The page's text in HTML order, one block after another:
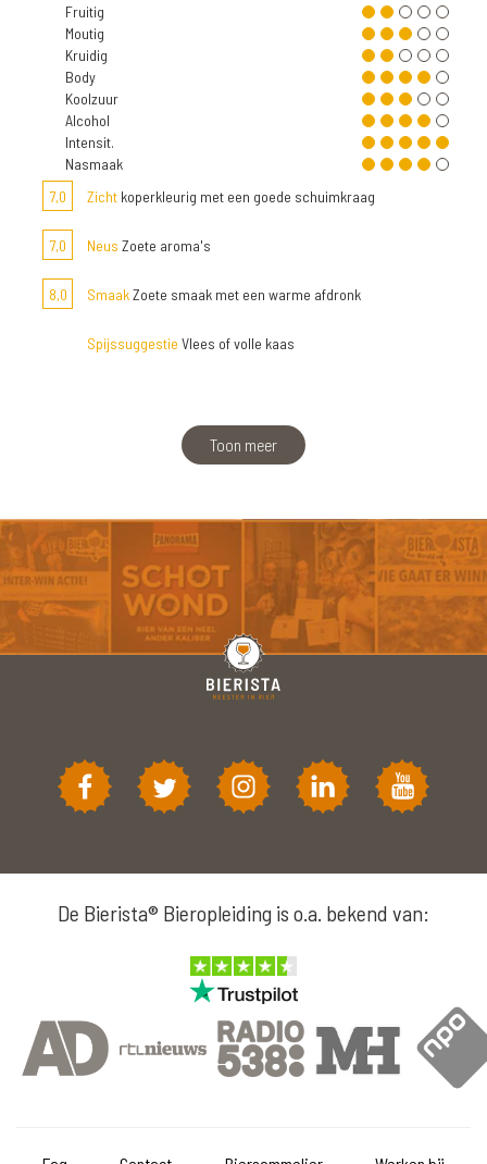
Fruitig
Moutig
Kruidig
Body
Koolzuur
Alcohol
Intensit.
Nasmaak
7,0
Zicht koperkleurig met een goede schuimkraag
7,0 Neus Zoete aroma's
8,0 SmaakZoete smaak met een warme afdronk
Spijssuggestie Vlees of volle kaas
Toon meer
De Bierista® Bieropleiding is o.a. bekend van: